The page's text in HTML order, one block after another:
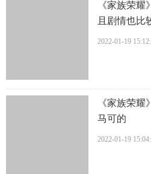
《家族荣
且剧情也比
2022-01-19
《家族荣
马可的
2022-01-19